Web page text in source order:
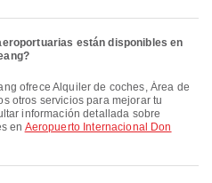
están disponibles en
otros servicios para mejorar tu
información detallada sobre
en Aeropuerto Internacional Don